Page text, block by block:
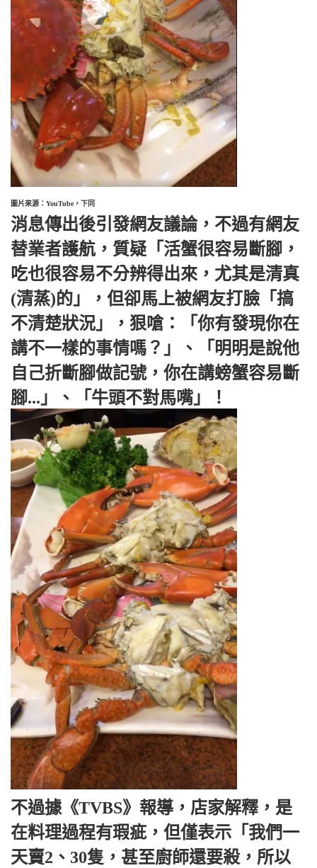
圖片來源：YouTube，下同
消息傳出後引發網友議論，不過有網友
替業者護航，質疑「活蟹很容易斷腳，
吃也很容易不分辨得出來，尤其是清真
(清蒸)的」，但卻馬上被網友打臉「搞
不清楚狀況」，狠嗆：「你有發現你在
講不一樣的事情嗎？」、「明明是說他
自己折斷腳做記號，你在講螃蟹容易斷
腳...」、「牛頭不對馬嘴」！
不過據《TVBS》報導，店家解釋，是
在料理過程有瑕疵，但僅表示「我們一
天賣2、30隻，甚至廚師還要殺，所以